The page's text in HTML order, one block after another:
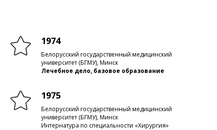
1974
Белорусский государственный медицинский
университет (БГМУ), Минск
Лечебное дело, базовое образование
1975
Белорусский государственный медицинский
университет (БГМУ), Минск
Интернатура по специальности «Хирургия»